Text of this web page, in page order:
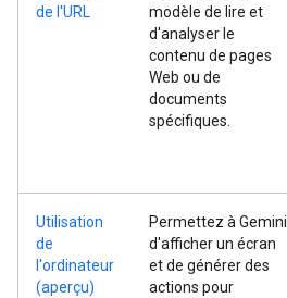
de l'URL
modèle de lire et
d'analyser le
contenu de pages
Web ou de
documents
spécifiques.
Utilisation
de
l'ordinateur
(aperçu)
Permettez à Gemini
d'afficher un écran
et de générer des
actions pour